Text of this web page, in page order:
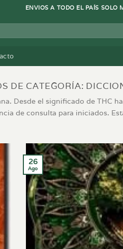
ENVIOS A TODO EL PAÍS SOLO
DE CATEGORÍA:
Desde el significado de THC
de consulta para iniciados.
26
Ago